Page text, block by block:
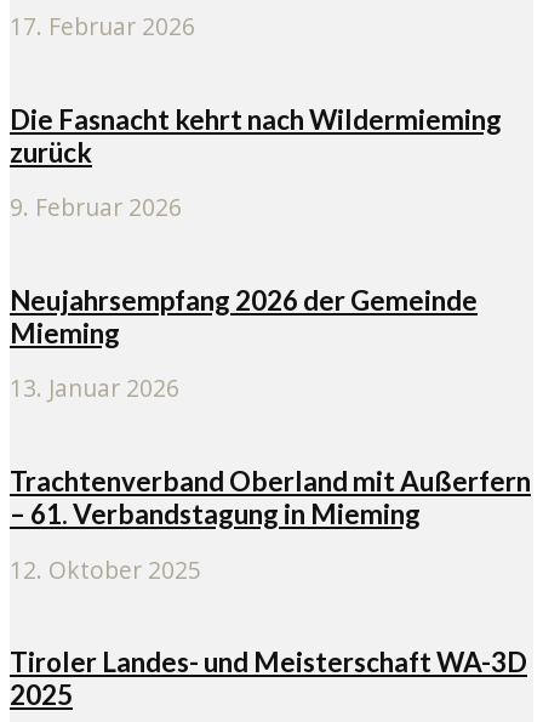
17. Februar 2026
Die Fasnacht kehrt nach Wildermieming
zurück
9. Februar 2026
Neujahrsempfang 2026 der Gemeinde
Mieming
13. Januar 2026
Trachtenverband Oberland mit Außerfern
– 61. Verbandstagung in Mieming
12. Oktober 2025
Tiroler Landes- und Meisterschaft WA-3D
2025